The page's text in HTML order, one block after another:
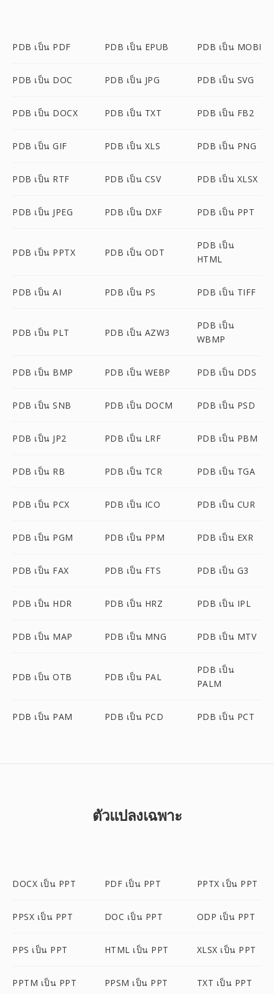
PDB เป็น PDF PDB เป็น EPUB PDB เป็น MOBI
PDB เป็น DOC PDB เป็น JPG PDB เป็น SVG
PDB เป็น DOCX PDB เป็น TXT PDB เป็น FB2
PDB เป็น GIF PDB เป็น XLS PDB เป็น PNG
PDB เป็น RTF PDB เป็น CSV PDB เป็น XLSX
PDB เป็น JPEG PDB เป็น DXF PDB เป็น PPT
PDB เป็น PPTX PDB เป็น ODT
PDB เป็น
HTML
PDB เป็น AI PDB เป็น PS PDB เป็น TIFF
PDB เป็น PLT PDB เป็น AZW3
PDB เป็น
WBMP
PDB เป็น BMP PDB เป็น WEBP PDB เป็น DDS
PDB เป็น SNB PDB เป็น DOCM PDB เป็น PSD
PDB เป็น JP2 PDB เป็น LRF PDB เป็น PBM
PDB เป็น RB PDB เป็น TCR PDB เป็น TGA
PDB เป็น PCX PDB เป็น ICO PDB เป็น CUR
PDB เป็น PGM PDB เป็น PPM PDB เป็น EXR
PDB เป็น FAX PDB เป็น FTS PDB เป็น G3
PDB เป็น HDR PDB เป็น HRZ PDB เป็น IPL
PDB เป็น MAP PDB เป็น MNG PDB เป็น MTV
PDB เป็น OTB PDB เป็น PAL
PDB เป็น
PALM
PDB เป็น PAM PDB เป็น PCD PDB เป็น PCT
ตัวแปลงเฉพาะ
DOCX เป็น PPT PDF เป็น PPT PPTX เป็น PPT
PPSX เป็น PPT DOC เป็น PPT ODP เป็น PPT
PPS เป็น PPT HTML เป็น PPT XLSX เป็น PPT
PPTM เป็น PPT PPSM เป็น PPT TXT เป็น PPT